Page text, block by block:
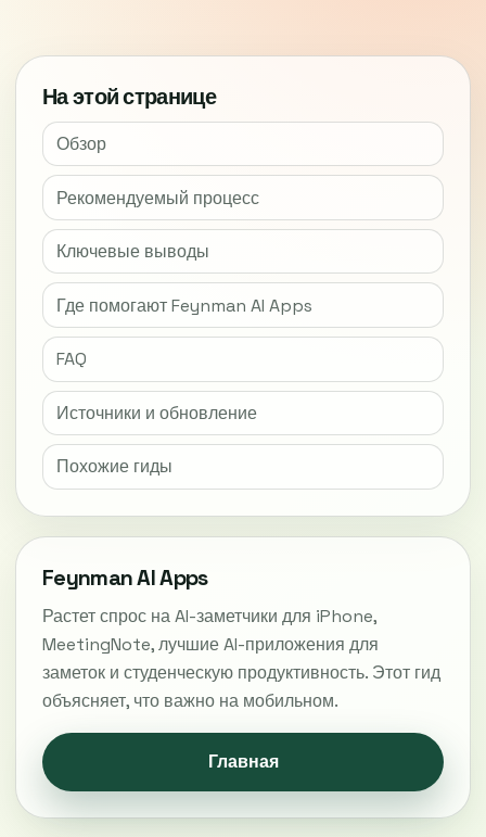
На этой странице
Обзор
Рекомендуемый процесс
Ключевые выводы
Где помогают Feynman AI Apps
FAQ
Источники и обновление
Похожие гиды
Feynman AI Apps
Растет спрос на AI-заметчики для iPhone,
MeetingNote, лучшие AI-приложения для
заметок и студенческую продуктивность. Этот гид
объясняет, что важно на мобильном.
Главная